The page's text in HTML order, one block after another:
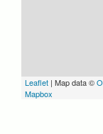
Leaflet | Map data ©
Mapbox